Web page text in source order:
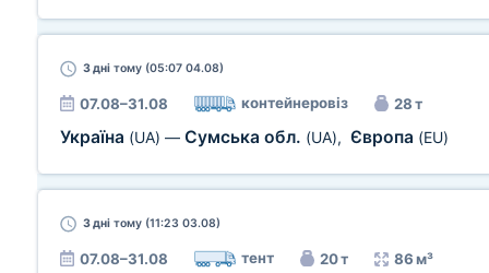
3 дні тому (05:07 04.08)
07.08–31.08 контейнеровіз 28 т
Україна (UA) — Сумська обл. (UA), Європа (EU)
3 дні тому (11:23 03.08)
07.08–31.08 тент 20 т 86 м³